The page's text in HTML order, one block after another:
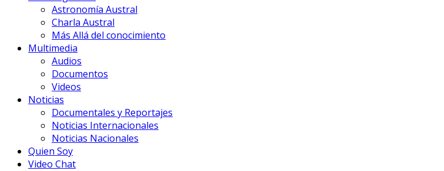
Astronomía Austral
Charla Austral
Más Allá del conocimiento
Multimedia
Audios
Documentos
Videos
Noticias
Documentales y Reportajes
Noticias Internacionales
Noticias Nacionales
Quien Soy
Video Chat